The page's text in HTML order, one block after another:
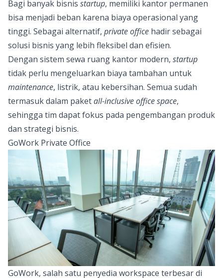
Bagi banyak bisnis startup, memiliki kantor permanen
bisa menjadi beban karena biaya operasional yang
tinggi. Sebagai alternatif, private office hadir sebagai
solusi bisnis yang lebih fleksibel dan efisien.
Dengan sistem sewa ruang kantor modern, startup
tidak perlu mengeluarkan biaya tambahan untuk
maintenance, listrik, atau kebersihan. Semua sudah
termasuk dalam paketall-inclusive office space,
sehingga tim dapat fokus pada pengembangan produk
dan strategi bisnis.
GoWork Private Office
GoWork, salah satu penyedia workspace terbesar di